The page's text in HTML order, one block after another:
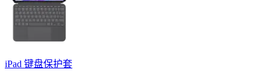
iPad 键盘保护套